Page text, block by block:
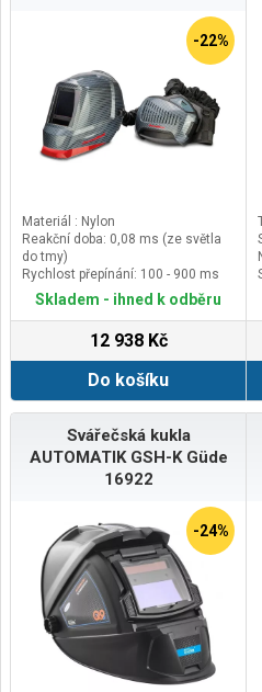
-22%
Materiál : Nylon
Reakční doba: 0,08 ms (ze světla
do tmy)
Rychlost přepínání: 100 - 900 ms
(plynule nastavitelné)
Počet senzorů: 4
Skladem - ihned k odběru
12 938 Kč
Do košíku
Svářečská kukla
AUTOMATIK GSH-K Güde
16922
-24%